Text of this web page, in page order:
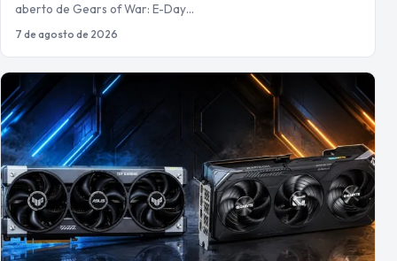
aberto de Gears of War: E-Day…
7 de agosto de 2026